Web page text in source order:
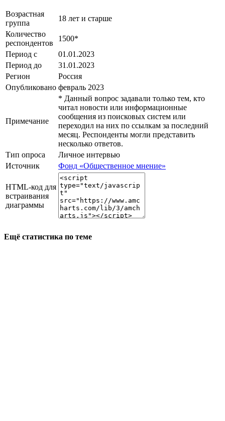
Возрастная
группа
18 лет и старше
Количество
респондентов
1500*
Период с
01.01.2023
Период до
31.01.2023
Регион
Россия
Опубликовано февраль 2023
Примечание
* Данный вопрос задавали только тем, кто
читал новости или информационные
сообщения из поисковых систем или
переходил на них по ссылкам за последний
месяц. Респонденты могли представить
несколько ответов.
Тип опроса
Личное интервью
Источник
Фонд «Общественное мнение»
HTML-код для
встраивания
диаграммы
Ещё статистика по теме